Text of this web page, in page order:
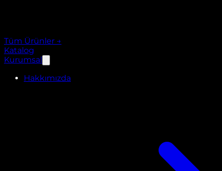
Tüm Ürünler →
Katalog
Kurumsal
Hakkımızda